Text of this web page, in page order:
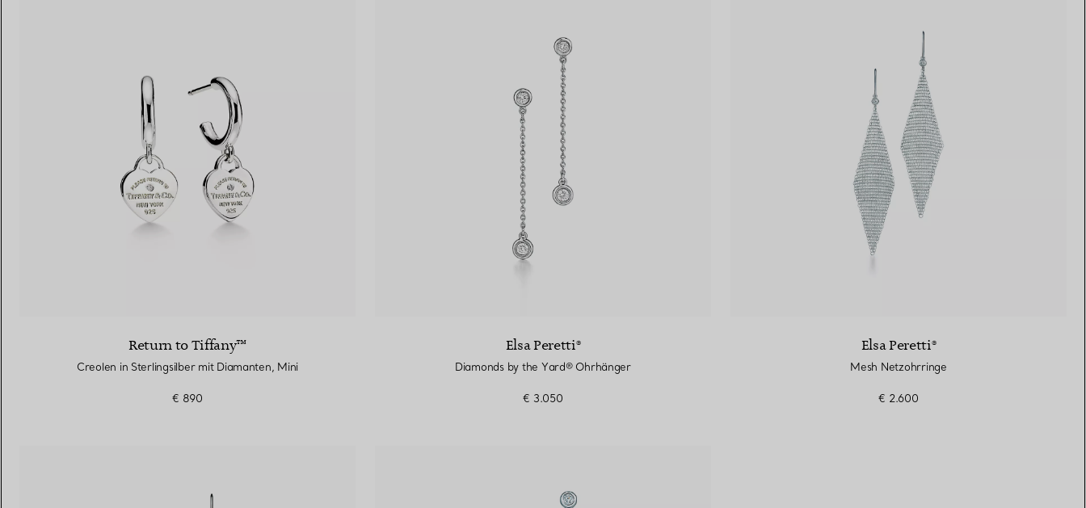
Return to Tiffany™
Creolen in Sterlingsilber mit Diamanten, Mini
€ 890
Elsa Peretti®
Diamonds by the Yard® Ohrhänger
€ 3.050
Elsa Peretti®
Mesh Netzohrringe
€ 2.600